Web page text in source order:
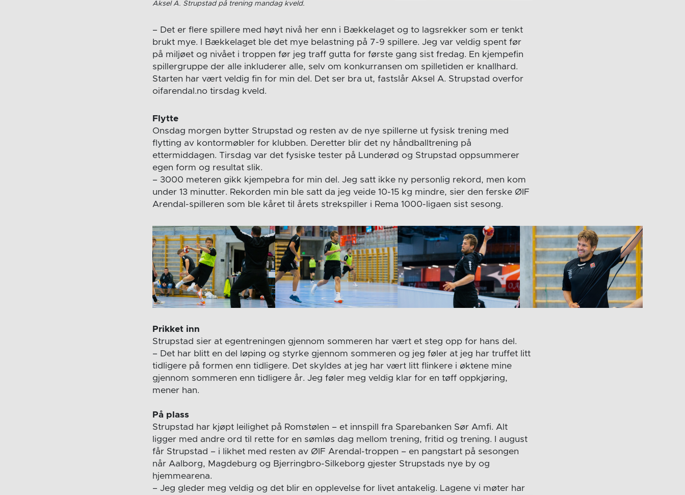
Aksel A. Strupstad på trening mandag kveld.
– Det er flere spillere med høyt nivå her enn i Bækkelaget og to lagsrekker som er tenkt
brukt mye. I Bækkelaget ble det mye belastning på 7-9 spillere. Jeg var veldig spent før
på miljøet og nivået i troppen før jeg traff gutta for første gang sist fredag. En kjempefin
spillergruppe der alle inkluderer alle, selv om konkurransen om spilletiden er knallhard.
Starten har vært veldig fin for min del. Det ser bra ut, fastslår Aksel A. Strupstad overfor
oifarendal.no tirsdag kveld.
Flytte
Onsdag morgen bytter Strupstad og resten av de nye spillerne ut fysisk trening med
flytting av kontormøbler for klubben. Deretter blir det ny håndballtrening på
ettermiddagen. Tirsdag var det fysiske tester på Lunderød og Strupstad oppsummerer
egen form og resultat slik.
– 3000 meteren gikk kjempebra for min del. Jeg satt ikke ny personlig rekord, men kom
under 13 minutter. Rekorden min ble satt da jeg veide 10-15 kg mindre, sier den ferske ØIF
Arendal-spilleren som ble kåret til årets strekspiller i Rema 1000-ligaen sist sesong.
Prikket inn
Strupstad sier at egentreningen gjennom sommeren har vært et steg opp for hans del.
– Det har blitt en del løping og styrke gjennom sommeren og jeg føler at jeg har truffet litt
tidligere på formen enn tidligere. Det skyldes at jeg har vært litt flinkere i øktene mine
gjennom sommeren enn tidligere år. Jeg føler meg veldig klar for en tøff oppkjøring,
mener han.
På plass
Strupstad har kjøpt leilighet på Romstølen – et innspill fra Sparebanken Sør Amfi. Alt
ligger med andre ord til rette for en sømløs dag mellom trening, fritid og trening. I august
får Strupstad – i likhet med resten av ØIF Arendal-troppen – en pangstart på sesongen
når Aalborg, Magdeburg og Bjerringbro-Silkeborg gjester Strupstads nye by og
hjemmearena.
– Jeg gleder meg veldig og det blir en opplevelse for livet antakelig. Lagene vi møter har